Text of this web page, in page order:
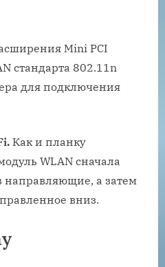
Mini PCI
стандарта 802.11n
для подключения
Как и планку
WLAN сначала
направляющие, а затем
вниз.